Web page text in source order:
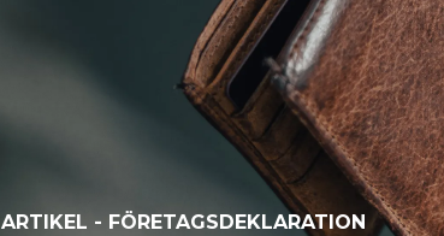
ARTIKEL - FÖRETAGSDEKLARATION